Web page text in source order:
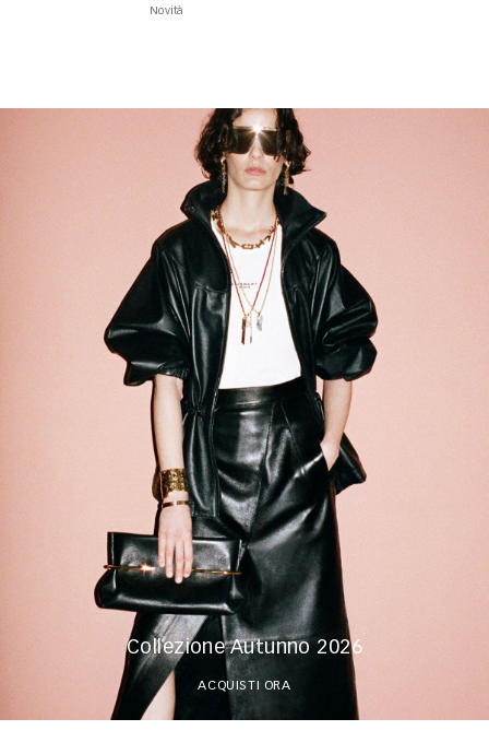
Novità
Collezione Autunno 2026
ACQUISTI ORA